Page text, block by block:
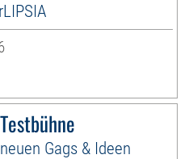
Gags & Ideen